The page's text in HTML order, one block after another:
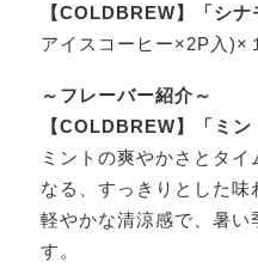
【COLDBREW】「シナ
アイスコーヒー×2P入)×１
～フレーバー紹介～
【COLDBREW】「ミン
ミントの爽やかさとタ
なる、すっきりとした味
軽やかな清涼感で、暑い
す。